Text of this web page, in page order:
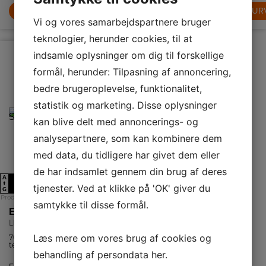
LÆG I
A
↑
G
Produktdatablad
Electrolux Skabsintegreret emhætte
LFG716X
700 Hob2Hood
teknologi
betyder, at
kogepladen
G
D
Funktionel
emhætte med 3
hastigheder.
Emhætten
Vi og vores samarbejdspartnere bruger
teknologier, herunder cookies, til at
indsamle oplysninger om dig til forskellige
formål, herunder: Tilpasning af annoncering,
bedre brugeroplevelse, funktionalitet,
statistik og marketing. Disse oplysninger
kan blive delt med annoncerings- og
analysepartnere, som kan kombinere dem
med data, du tidligere har givet dem eller
de har indsamlet gennem din brug af deres
tjenester. Ved at klikke på 'OK' giver du
samtykke til disse formål.
Læs mere om vores brug af cookies og
behandling af persondata her.